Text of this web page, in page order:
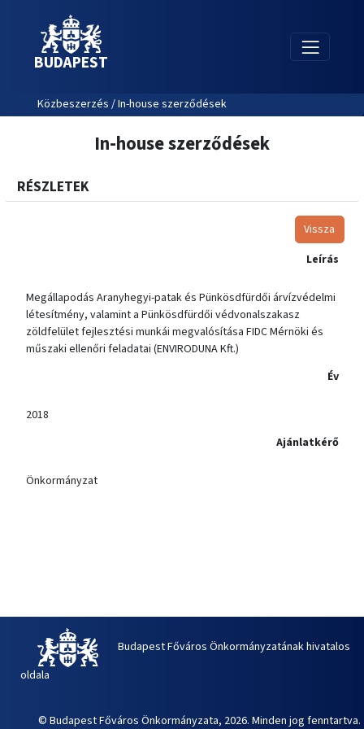
BUDAPEST
Közbeszerzés / In-house szerződések
In-house szerződések
RÉSZLETEK
Vissza
Leírás
Megállapodás Aranyhegyi-patak és Pünkösdfürdői árvízvédelmi
létesítmény, valamint a Pünkösdfürdői védvonalszakasz
zöldfelület fejlesztési munkái megvalósítása FIDC Mérnöki és
műszaki ellenőri feladatai (ENVIRODUNA Kft.)
Év
2018
Ajánlatkérő
Önkormányzat
Budapest Főváros Önkormányzatának hivatalos
oldala
© Budapest Főváros Önkormányzata, 2026. Minden jog fenntartva.